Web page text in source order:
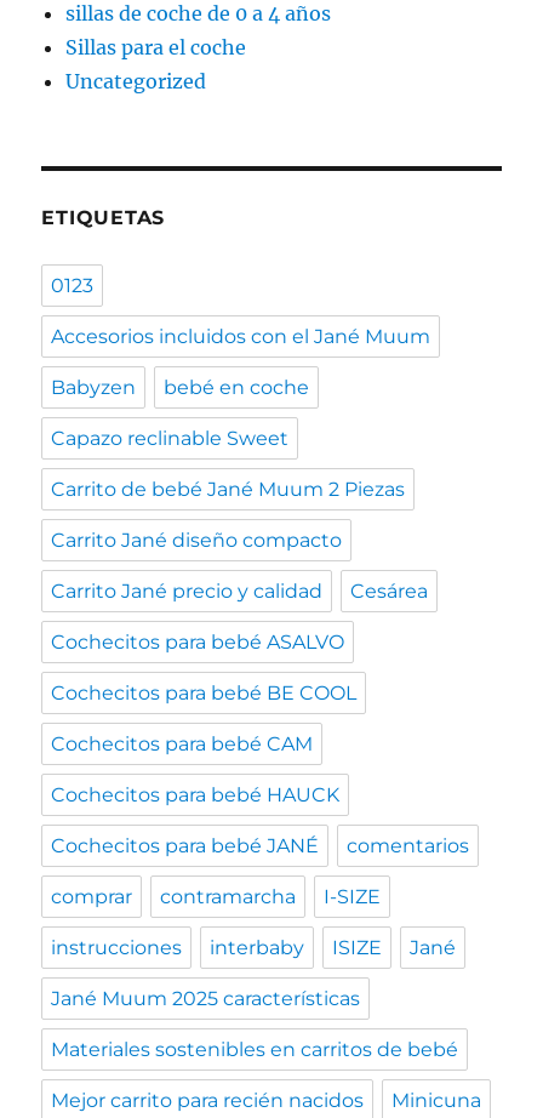
sillas de coche de 0 a 4 años
Sillas para el coche
Uncategorized
ETIQUETAS
0123
Accesorios incluidos con el Jané Muum
Babyzen bebé en coche
Capazo reclinable Sweet
Carrito de bebé Jané Muum 2 Piezas
Carrito Jané diseño compacto
Carrito Jané precio y calidad Cesárea
Cochecitos para bebé ASALVO
Cochecitos para bebé BE COOL
Cochecitos para bebé CAM
Cochecitos para bebé HAUCK
Cochecitos para bebé JANÉ comentarios
comprar contramarcha I-SIZE
instrucciones interbaby ISIZE Jané
Jané Muum 2025 características
Materiales sostenibles en carritos de bebé
Mejor carrito para recién nacidos Minicuna